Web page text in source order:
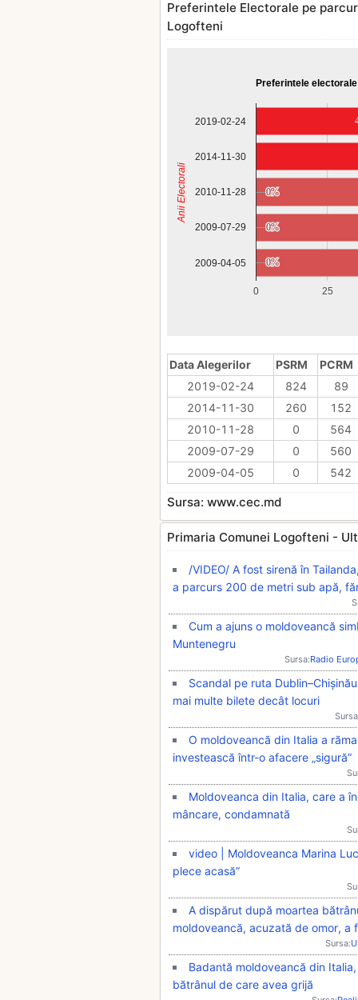
Preferintele Electorale pe
Logofteni
Preferintele
0 25
2019-02-24
2014-11-30
2010-11-28
2009-07-29
2009-04-05
0%
0%
0%
0%
0%
0%
Anii Electorali
Data Alegerilor PSRM
PCRM
2019-02-24
824
89
2014-11-30
260
152
2010-11-28
0
564
2009-07-29
0
560
2009-04-05
0 542
Sursa: www.cec.md
Primaria Comunei Logofteni -
/VIDEO/ A fost sirenă în
a parcurs 200 de metri sub apă,
Cum a ajuns o moldoveancă
Muntenegru
Sursa:Radio
Scandal pe ruta
mai multe bilete decât locuri
O moldoveancă din Italia a
investească într-o afacere „sigură”
Moldoveanca din Italia, care a
mâncare, condamnată
video | Moldoveanca Marina
plece acasă”
A dispărut după moartea
moldoveancă, acuzată de omor, a
Sursa:
Badantă moldoveancă din
bătrânul de care avea grijă